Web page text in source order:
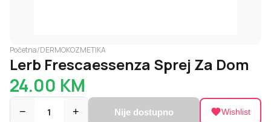
Početna/DERMOKOZMETIKA
Lerb Frescaessenza Sprej Za Dom
24.00 KM
− 1 + Nije dostupno Wishlist